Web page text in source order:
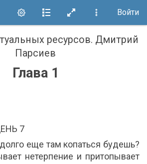
Войти
ресурсов. Дмитрий
Парсиев
Глава 1
7
еще там копаться будешь?
нетерпение и притопывает